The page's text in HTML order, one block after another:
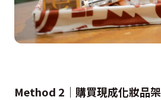
Method 2｜購買現成化妝品架